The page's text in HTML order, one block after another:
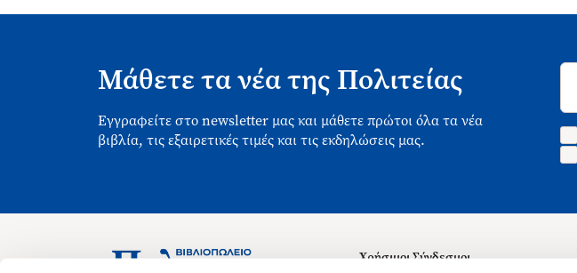
Μάθετε τα νέα της Πολιτείας
Εγγραφείτε στο newsletter μας και μάθετε πρώτοι όλα τα νέα
βιβλία, τις εξαιρετικές τιμές και τις εκδηλώσεις μας.
Χρήσιμοι Σύνδεσμοι